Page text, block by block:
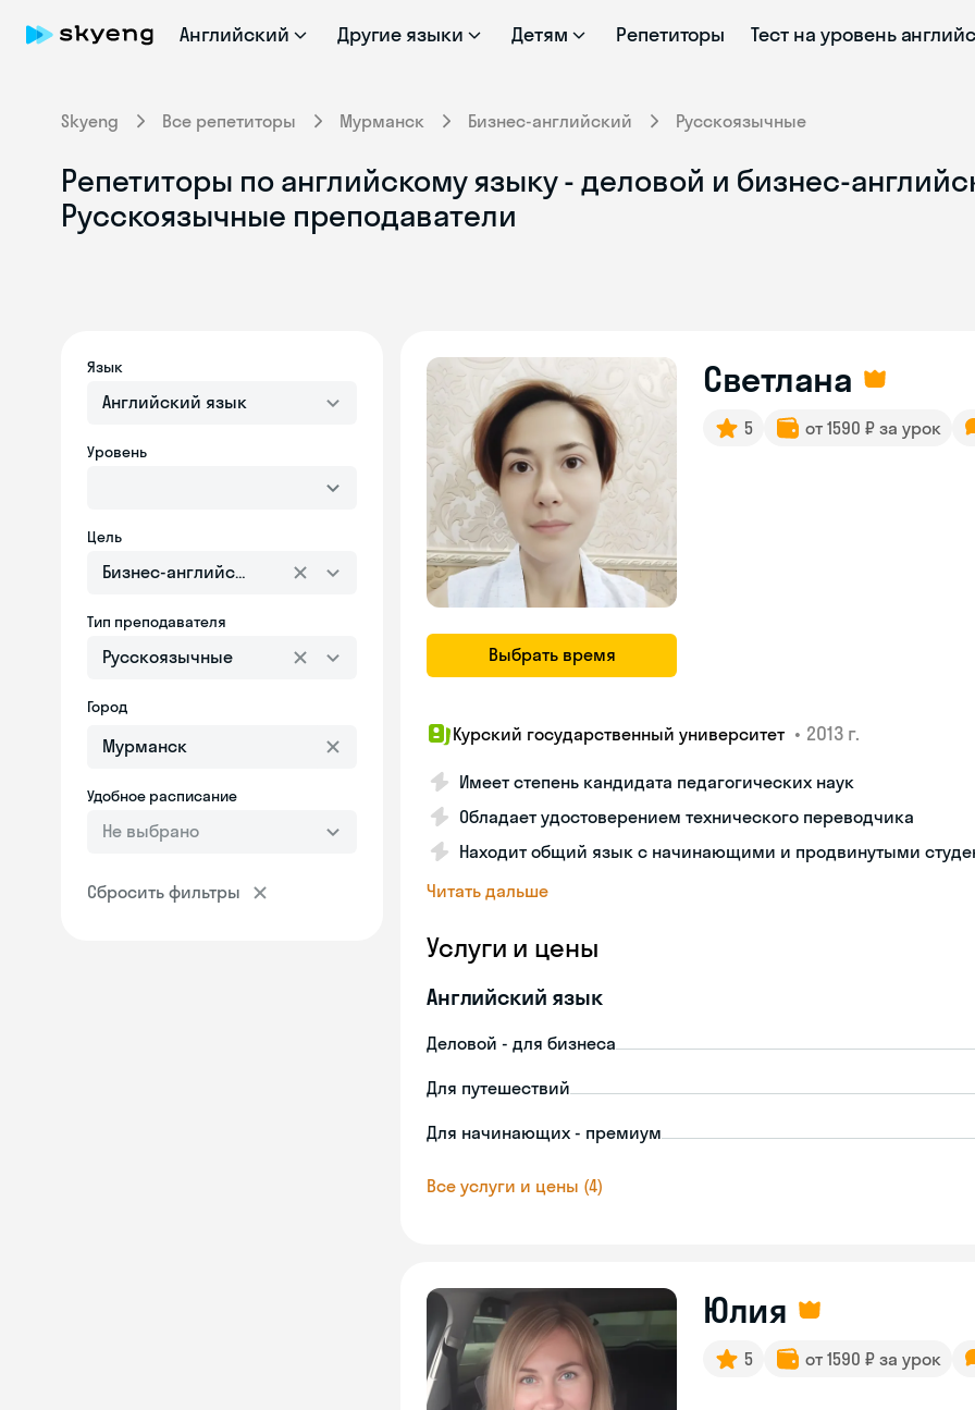
Английский Другие языки Детям Репетиторы Тест на уровень
Skyeng Все репетиторы Мурманск Бизнес-английский Русскоязычные
Репетиторы по английскому языку - деловой и бизнес-
Русскоязычные преподаватели
Язык
Английский язык
Уровень
Цель
Бизнес-английский
Тип преподавателя
Русскоязычные
Город
Удобное расписание
Не выбрано
Сбросить фильтры
Выбрать время
Светлана
5 от 1590 ₽ за урок
Курский государственный университет • 2013 г.
Имеет степень кандидата педагогических наук
Обладает удостоверением технического переводчика
Находит общий язык с начинающими и продвинутыми
Читать дальше
Услуги и цены
Английский язык
Деловой - для бизнеса
Для путешествий
Для начинающих - премиум
Все услуги и цены (4)
Юлия
5 от 1590 ₽ за урок